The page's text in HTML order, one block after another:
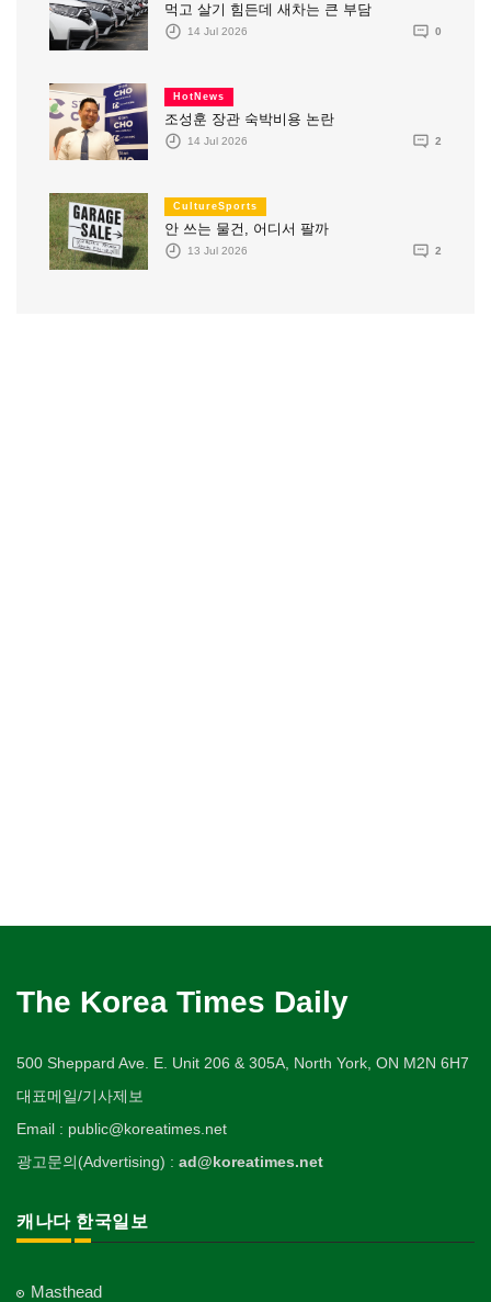
먹고 살기 힘든데 새차는 큰 부담
14 Jul 2026 0
HotNews
조성훈 장관 숙박비용 논란
14 Jul 2026 2
CultureSports
안 쓰는 물건, 어디서 팔까
13 Jul 2026 2
The Korea Times Daily
500 Sheppard Ave. E. Unit 206 & 305A, North York, ON M2N 6H7
대표메일/기사제보
Email : public@koreatimes.net
광고문의(Advertising) : ad@koreatimes.net
캐나다 한국일보
Masthead